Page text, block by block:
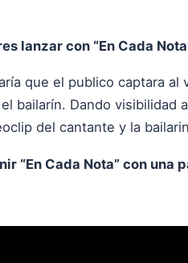
lanzar con “En Cada
que el publico captara
bailarín. Dando visibilidad
del cantante y la
“En Cada Nota” con una